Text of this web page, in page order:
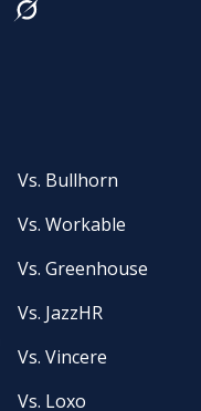
Vs. Bullhorn
Vs. Workable
Vs. Greenhouse
Vs. JazzHR
Vs. Vincere
Vs. Loxo